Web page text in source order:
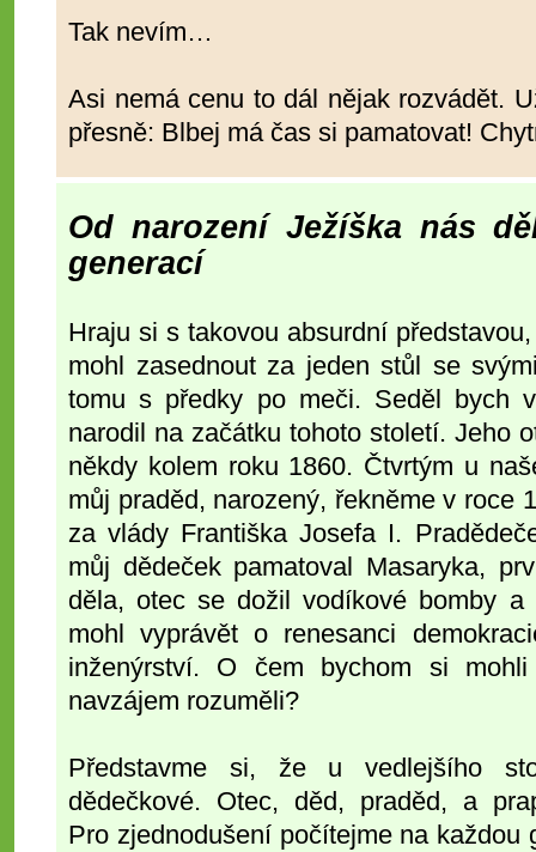
Tak nevím…
Asi nemá cenu to dál nějak rozvádět.
přesně: Blbej má čas si pamatovat!
Od narození Ježíška nás
generací
Hraju si s takovou absurdní
mohl zasednout za jeden stůl se
tomu s předky po meči. Seděl bych
narodil na začátku tohoto století. Jeho
někdy kolem roku 1860. Čtvrtým u
můj praděd, narozený, řekněme v roce
za vlády Františka Josefa I.
můj dědeček pamatoval Masaryka,
děla, otec se dožil vodíkové bomby
mohl vyprávět o renesanci
inženýrství. O čem bychom si
navzájem rozuměli?
Představme si, že u vedlejšího
dědečkové. Otec, děd, praděd, a
Pro zjednodušení počítejme na každou